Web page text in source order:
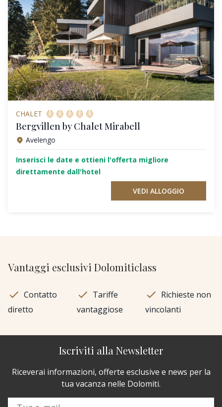
CHALET
Bergvillen by Chalet Mirabell
Avelengo
Inserisci le date e ottieni l'offerta migliore
direttamente dall'hotel
VEDI ALLOGGIO
Vantaggi esclusivi Dolomiticlass
Contatto
diretto
Tariffe
vantaggiose
Richieste non
vincolanti
Iscriviti alla Newsletter
Riceverai informazioni, offerte esclusive e news per la
tua vacanza nelle Dolomiti.